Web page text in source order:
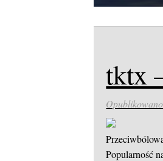
tktx
Opublikowano
Popularność